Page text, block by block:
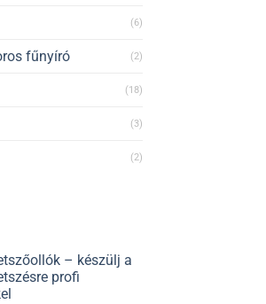
(6)
fűnyíró (2)
(18)
(3)
(2)
– készülj a
profi